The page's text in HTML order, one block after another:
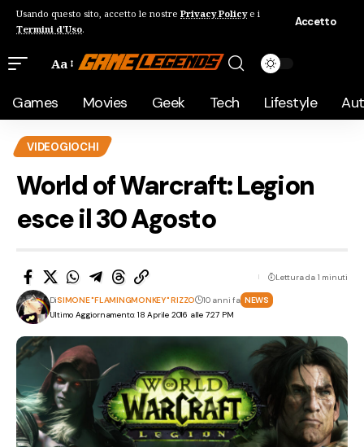
Usando questo sito, accetto le nostre Privacy Policye i
Termini d'Uso.
Accetto
Aa
Games Movies Geek Tech Lifestyle
VIDEOGIOCHI
World of Warcraft: Legion
esce il 30 Agosto
Ultimo Aggiornamento: 18 Aprile 2016 alle 7:27 PM
DiSIMONE "FLAMINGMONKEY" RIZZO 10 anni fa NEWS
Lettura da 1 minuti